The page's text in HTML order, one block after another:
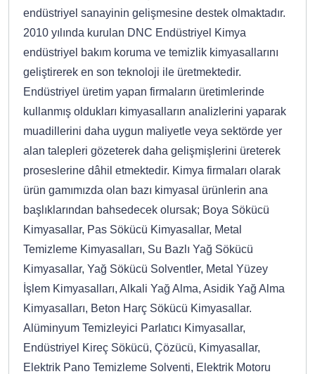
endüstriyel sanayinin gelişmesine destek olmaktadır.
2010 yılında kurulan DNC Endüstriyel Kimya
endüstriyel bakım koruma ve temizlik kimyasallarını
geliştirerek en son teknoloji ile üretmektedir.
Endüstriyel üretim yapan firmaların üretimlerinde
kullanmış oldukları kimyasalların analizlerini yaparak
muadillerini daha uygun maliyetle veya sektörde yer
alan talepleri gözeterek daha gelişmişlerini üreterek
proseslerine dâhil etmektedir. Kimya firmaları olarak
ürün gamımızda olan bazı kimyasal ürünlerin ana
başlıklarından bahsedecek olursak; Boya Sökücü
Kimyasallar, Pas Sökücü Kimyasallar, Metal
Temizleme Kimyasalları, Su Bazlı Yağ Sökücü
Kimyasallar, Yağ Sökücü Solventler, Metal Yüzey
İşlem Kimyasalları, Alkali Yağ Alma, Asidik Yağ Alma
Kimyasalları, Beton Harç Sökücü Kimyasallar.
Alüminyum Temizleyici Parlatıcı Kimyasallar,
Endüstriyel Kireç Sökücü, Çözücü, Kimyasallar,
Elektrik Pano Temizleme Solventi, Elektrik Motoru